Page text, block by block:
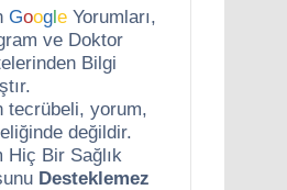
Google Yorumları,
ve Doktor
Bilgi
tecrübeli, yorum,
değildir.
Hiç Bir Sağlık
Desteklemez